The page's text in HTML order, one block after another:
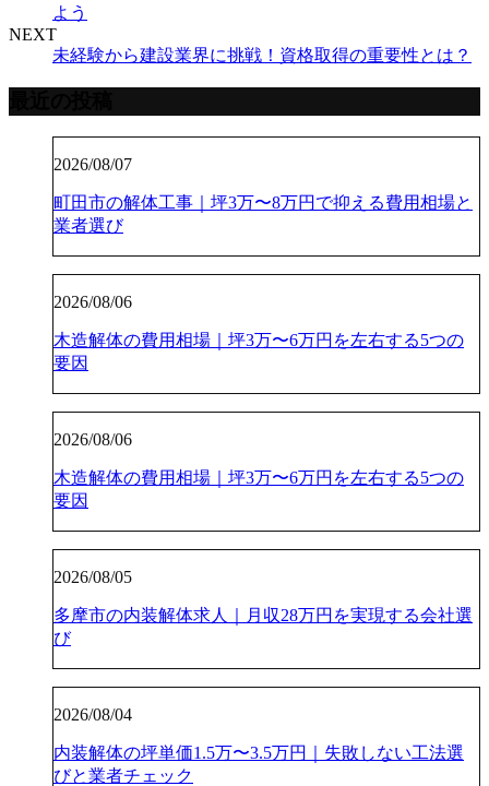
よう
NEXT
未経験から建設業界に挑戦！資格取得の重要性とは？
2026/08/07
町田市の解体工事｜坪3万〜8万円で抑える費用相場と
業者選び
2026/08/06
木造解体の費用相場｜坪3万〜6万円を左右する5つの
要因
2026/08/06
木造解体の費用相場｜坪3万〜6万円を左右する5つの
要因
2026/08/05
多摩市の内装解体求人｜月収28万円を実現する会社選
び
2026/08/04
内装解体の坪単価1.5万〜3.5万円｜失敗しない工法選
びと業者チェック